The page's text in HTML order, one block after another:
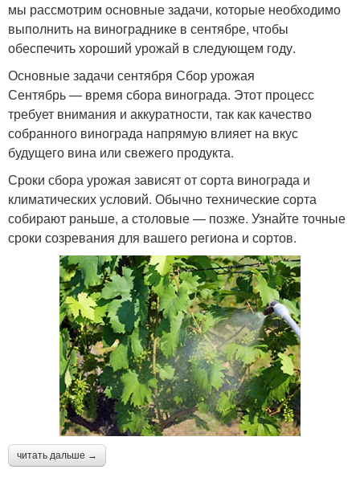
мы рассмотрим основные задачи, которые необходимо
выполнить на винограднике в сентябре, чтобы
обеспечить хороший урожай в следующем году.
Основные задачи сентября Сбор урожая
Сентябрь — время сбора винограда. Этот процесс
требует внимания и аккуратности, так как качество
собранного винограда напрямую влияет на вкус
будущего вина или свежего продукта.
Сроки сбора урожая зависят от сорта винограда и
климатических условий. Обычно технические сорта
собирают раньше, а столовые — позже. Узнайте точные
сроки созревания для вашего региона и сортов.
читать дальше →